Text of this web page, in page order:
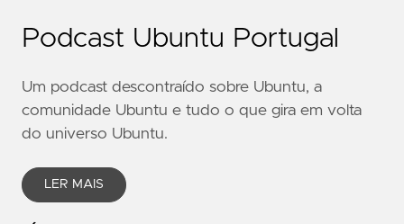
Podcast Ubuntu Portugal
Um podcast descontraído sobre Ubuntu, a
comunidade Ubuntu e tudo o que gira em volta
do universo Ubuntu.
LER MAIS